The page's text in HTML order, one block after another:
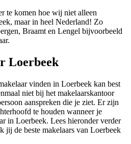
te komen hoe wij niet alleen
maar in heel Nederland! Zo
Braamt en Lengel bijvoorbeeld
Loerbeek
vinden in Loerbeek kan best
niet bij het makelaarskantoor
aanspreken die je ziet. Er zijn
te houden wanneer je
in Loerbeek. Lees hieronder verder
jij de beste makelaars van Loerbeek